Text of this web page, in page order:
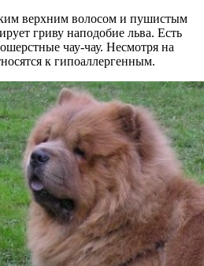
верхним волосом и пушистым
гриву наподобие льва. Есть
чау-чау. Несмотря на
к гипоаллергенным.